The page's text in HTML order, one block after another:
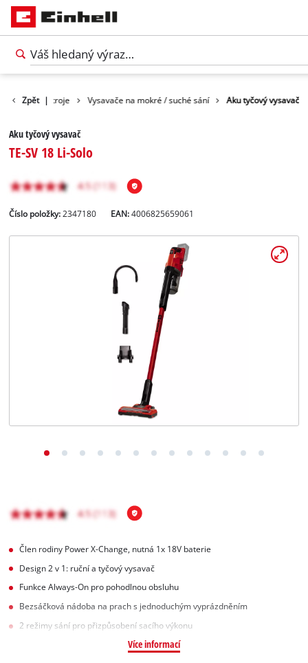
Zpět |
Čisticí přístroje Vysavače na mokré / suché sání Aku tyčový vysavač
Aku tyčový vysavač
TE-SV 18 Li-Solo
Číslo položky: 2347180 EAN:4006825659061
Člen rodiny Power X-Change, nutná 1x 18V baterie
Design 2 v 1: ruční a tyčový vysavač
Funkce Always-On pro pohodlnou obsluhu
Bezsáčková nádoba na prach s jednoduchým vyprázdněním
2 režimy sání pro přizpůsobení sacího výkonu
Více informací